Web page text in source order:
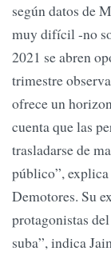
según datos de
muy difícil -no
2021 se abren
trimestre
ofrece un
cuenta que las
trasladarse de
público”,
Demotores. Su
protagonistas
suba”, indica